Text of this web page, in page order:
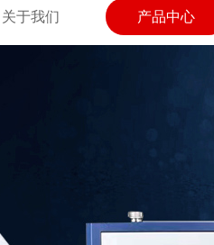
关于我们 产品中心